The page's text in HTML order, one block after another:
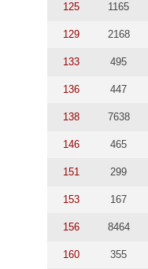
125 1165
129 2168
133 495
136 447
138 7638
146 465
151 299
153 167
156 8464
160 355